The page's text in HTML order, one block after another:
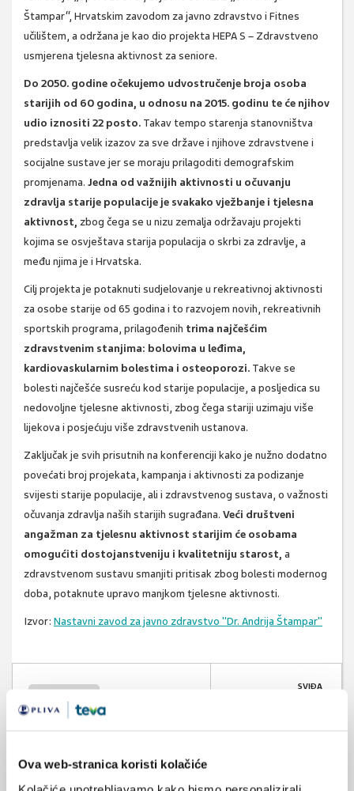
Ova web-stranica koristi kolačiće
Štampar“, Hrvatskim zavodom za javno zdravstvo i Fitnes
učilištem, a održana je kao dio projekta HEPA S – Zdravstveno
usmjerena tjelesna aktivnost za seniore.
Do 2050. godine očekujemo udvostručenje broja osoba
starijih od 60 godina, u odnosu na 2015. godinu te će njihov
udio iznositi 22 posto. Takav tempo starenja stanovništva
predstavlja velik izazov za sve države i njihove zdravstvene i
socijalne sustave jer se moraju prilagoditi demografskim
promjenama. Jedna od važnijih aktivnosti u očuvanju
zdravlja starije populacije je svakako vježbanje i tjelesna
aktivnost, zbog čega se u nizu zemalja održavaju projekti
kojima se osvještava starija populacija o skrbi za zdravlje, a
među njima je i Hrvatska.
Cilj projekta je potaknuti sudjelovanje u rekreativnoj aktivnosti
za osobe starije od 65 godina i to razvojem novih, rekreativnih
sportskih programa, prilagođenih trima najčešćim
zdravstvenim stanjima: bolovima u leđima,
kardiovaskularnim bolestima i osteoporozi. Takve se
bolesti najčešće susreću kod starije populacije, a posljedica su
nedovoljne tjelesne aktivnosti, zbog čega stariji uzimaju više
lijekova i posjećuju više zdravstvenih ustanova.
Zaključak je svih prisutnih na konferenciji kako je nužno dodatno
povećati broj projekata, kampanja i aktivnosti za podizanje
svijesti starije populacije, ali i zdravstvenog sustava, o važnosti
očuvanja zdravlja naših starijih sugrađana. Veći društveni
angažman za tjelesnu aktivnost starijim će osobama
omogućiti dostojanstveniju i kvalitetniju starost, a
zdravstvenom sustavu smanjiti pritisak zbog bolesti modernog
doba, potaknute upravo manjkom tjelesne aktivnosti.
Izvor: Nastavni zavod za javno zdravstvo "Dr. Andrija Štampar"
SVIĐA